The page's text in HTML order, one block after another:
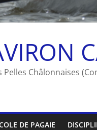
Pelles Châlonnaises
DE PAGAIE